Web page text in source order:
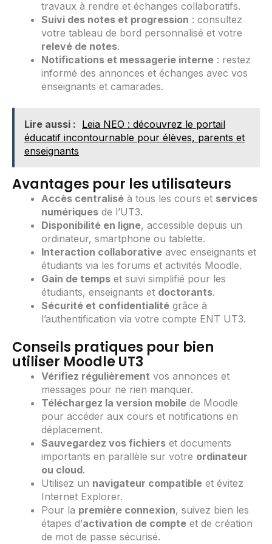
travaux à rendre et échanges collaboratifs.
Suivi des notes et progression : consultez
votre tableau de bord personnalisé et votre
relevé de notes.
Notifications et messagerie interne : restez
informé des annonces et échanges avec vos
enseignants et camarades.
Lire aussi : Leia NEO : découvrez le portail
éducatif incontournable pour élèves, parents et
enseignants
Avantages pour les utilisateurs
Accès centralisé à tous les cours et services
numériques de l’UT3.
Disponibilité en ligne, accessible depuis un
ordinateur, smartphone ou tablette.
Interaction collaborative avec enseignants et
étudiants via les forums et activités Moodle.
Gain de temps et suivi simplifié pour les
étudiants, enseignants et doctorants.
Sécurité et confidentialité grâce à
l’authentification via votre compte ENT UT3.
Conseils pratiques pour bien
utiliser Moodle UT3
Vérifiez régulièrement vos annonces et
messages pour ne rien manquer.
Téléchargez la version mobile de Moodle
pour accéder aux cours et notifications en
déplacement.
Sauvegardez vos fichiers et documents
importants en parallèle sur votre ordinateur
ou cloud.
Utilisez un navigateur compatible et évitez
Internet Explorer.
Pour la première connexion, suivez bien les
étapes d’activation de compte et de création
de mot de passe sécurisé.